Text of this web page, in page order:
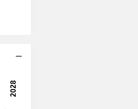
5,57x